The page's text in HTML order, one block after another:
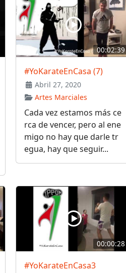
00:02:39
#YoKarateEnCasa (7)
Abril 27, 2020
Artes Marciales
Cada vez estamos más ce
rca de vencer, pero al ene
migo no hay que darle tr
egua, hay que seguir...
00:00:28
#YoKarateEnCasa3